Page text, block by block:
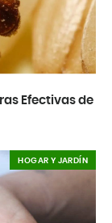
Efectivas de
HOGAR Y JARDÍN